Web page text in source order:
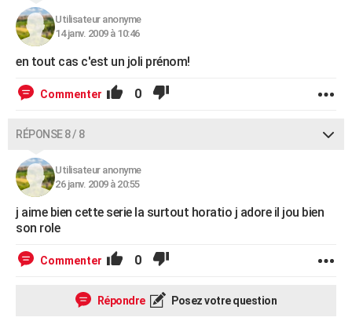
Utilisateur anonyme
14 janv. 2009 à 10:46
en tout cas c'est un joli prénom!
Commenter 0
RÉPONSE 8 / 8
Utilisateur anonyme
26 janv. 2009 à 20:55
j aime bien cette serie la surtout horatio j adore il jou bien
son role
Commenter 0
Répondre Posez votre question